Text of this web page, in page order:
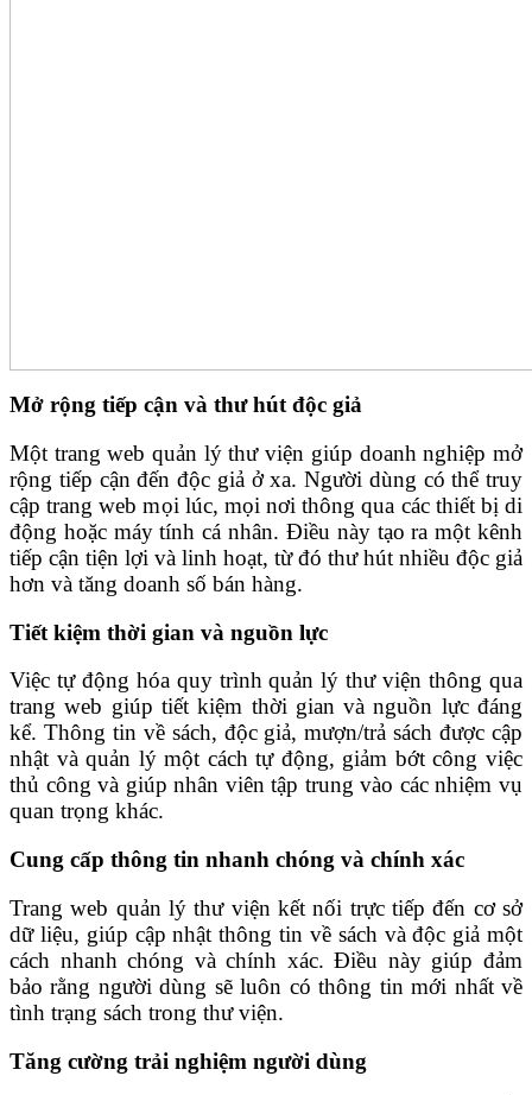
Mở rộng tiếp cận và thư hút độc giả
Một trang web quản lý thư viện giúp doanh nghiệp mở
rộng tiếp cận đến độc giả ở xa. Người dùng có thể truy
cập trang web mọi lúc, mọi nơi thông qua các thiết bị di
động hoặc máy tính cá nhân. Điều này tạo ra một kênh
tiếp cận tiện lợi và linh hoạt, từ đó thư hút nhiều độc giả
hơn và tăng doanh số bán hàng.
Tiết kiệm thời gian và nguồn lực
Việc tự động hóa quy trình quản lý thư viện thông qua
trang web giúp tiết kiệm thời gian và nguồn lực đáng
kể. Thông tin về sách, độc giả, mượn/trả sách được cập
nhật và quản lý một cách tự động, giảm bớt công việc
thủ công và giúp nhân viên tập trung vào các nhiệm vụ
quan trọng khác.
Cung cấp thông tin nhanh chóng và chính xác
Trang web quản lý thư viện kết nối trực tiếp đến cơ sở
dữ liệu, giúp cập nhật thông tin về sách và độc giả một
cách nhanh chóng và chính xác. Điều này giúp đảm
bảo rằng người dùng sẽ luôn có thông tin mới nhất về
tình trạng sách trong thư viện.
Tăng cường trải nghiệm người dùng